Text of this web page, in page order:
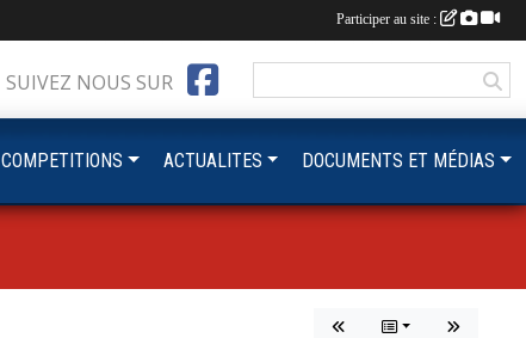
SUIVEZ NOUS SUR
COMPETITIONS ACTUALITES DOCUMENTS ET MÉDIAS
Participer au site :